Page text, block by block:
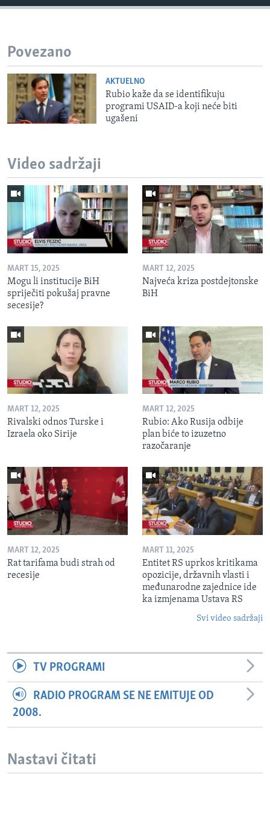
Povezano
AKTUELNO
Rubio kaže da se identifikuju
programi USAID-a koji neće biti
ugašeni
Video sadržaji
MART 15, 2025
Mogu li institucije BiH
spriječiti pokušaj pravne
secesije?
MART 12, 2025
Najveća kriza postdejtonske
BiH
MART 12, 2025
Rivalski odnos Turske i
Izraela oko Sirije
MART 12, 2025
Rubio: Ako Rusija odbije
plan biće to izuzetno
razočaranje
MART 12, 2025
Rat tarifama budi strah od
recesije
MART 11, 2025
Entitet RS uprkos kritikama
opozicije, državnih vlasti i
međunarodne zajednice ide
ka izmjenama Ustava RS
Svi video sadržaji
TV PROGRAMI
RADIO PROGRAM SE NE EMITUJE OD
2008.
Nastavi čitati